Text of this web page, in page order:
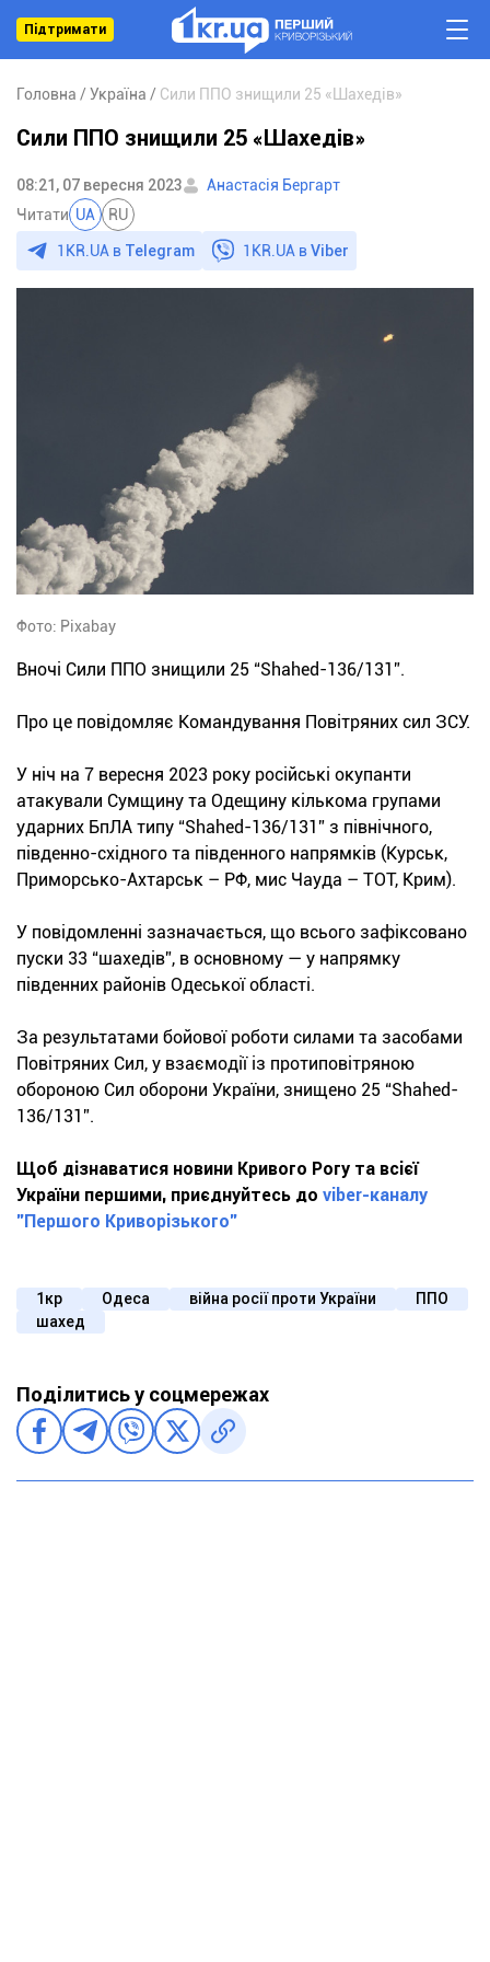
Підтримати
Головна Україна Сили ППО знищили 25 «Шахедів»
Сили ППО знищили 25 «Шахедів»
08:21, 07 вересня 2023
Анастасія Бергарт
Читати UA RU
1KR.UA в Telegram 1KR.UA вViber
Фото: Pixabay
Вночі Сили ППО знищили 25 “Shahed-136/131”.
Про це повідомляє Командування Повітряних сил ЗСУ.
У ніч на 7 вересня 2023 року російські окупанти
атакували Сумщину та Одещину кількома групами
ударних БпЛА типу “Shahed-136/131” з північного,
південно-східного та південного напрямків (Курськ,
Приморсько-Ахтарськ – РФ, мис Чауда – ТОТ, Крим).
У повідомленні зазначається, що всього зафіксовано
пуски 33 “шахедів”, в основному — у напрямку
південних районів Одеської області.
За результатами бойової роботи силами та засобами
Повітряних Сил, у взаємодії із протиповітряною
обороною Сил оборони України, знищено 25 “Shahed-
136/131”.
Щоб дізнаватися новини Кривого Рогу та всієї
України першими, приєднуйтесь до viber-каналу
"Першого Криворізького"
1кр Одеса війна росії проти України
ППО
шахед
Поділитись у соцмережах